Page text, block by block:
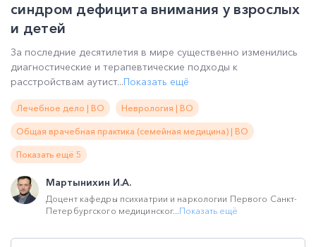
синдром дефицита внимания у взрослых
и детей
За последние десятилетия в мире существенно изменились
диагностические и терапевтические подходы к
расстройствам аутист...Показать ещё
Лечебное дело | ВО Неврология | ВО
Общая врачебная практика (семейная медицина) | ВО
Показать ещё 5
Мартынихин И.А.
Доцент кафедры психиатрии и наркологии Первого Санкт-
Петербургского медицинског...Показать ещё